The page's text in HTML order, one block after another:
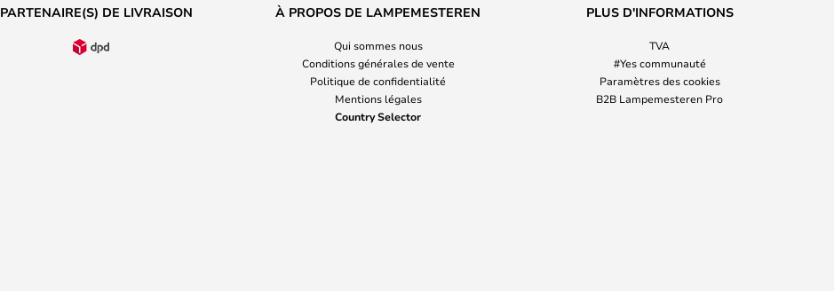
PARTENAIRE(S) DE LIVRAISON À PROPOS DE LAMPEMESTEREN
Qui sommes nous
Conditions générales de vente
Politique de confidentialité
Mentions légales
Country Selector
PLUS D'INFORMATIONS
TVA
#Yes communauté
Paramètres des cookies
B2B Lampemesteren Pro